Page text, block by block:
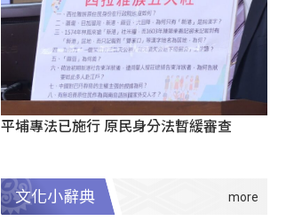
平埔專法已施行 原民身分法暫緩審查
文化小辭典